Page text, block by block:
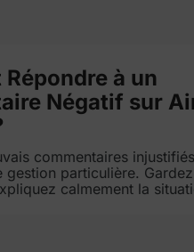
à un
Négatif sur
commentaires injustifiés
gestion particulière.
calmement la